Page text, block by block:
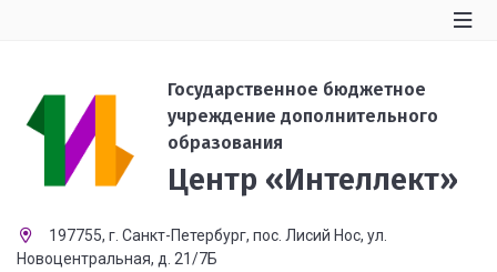
Государственное бюджетное
учреждение дополнительного
образования
Центр «Интеллект»
197755, г. Санкт-Петербург, пос. Лисий Нос, ул.
Новоцентральная, д. 21/7Б